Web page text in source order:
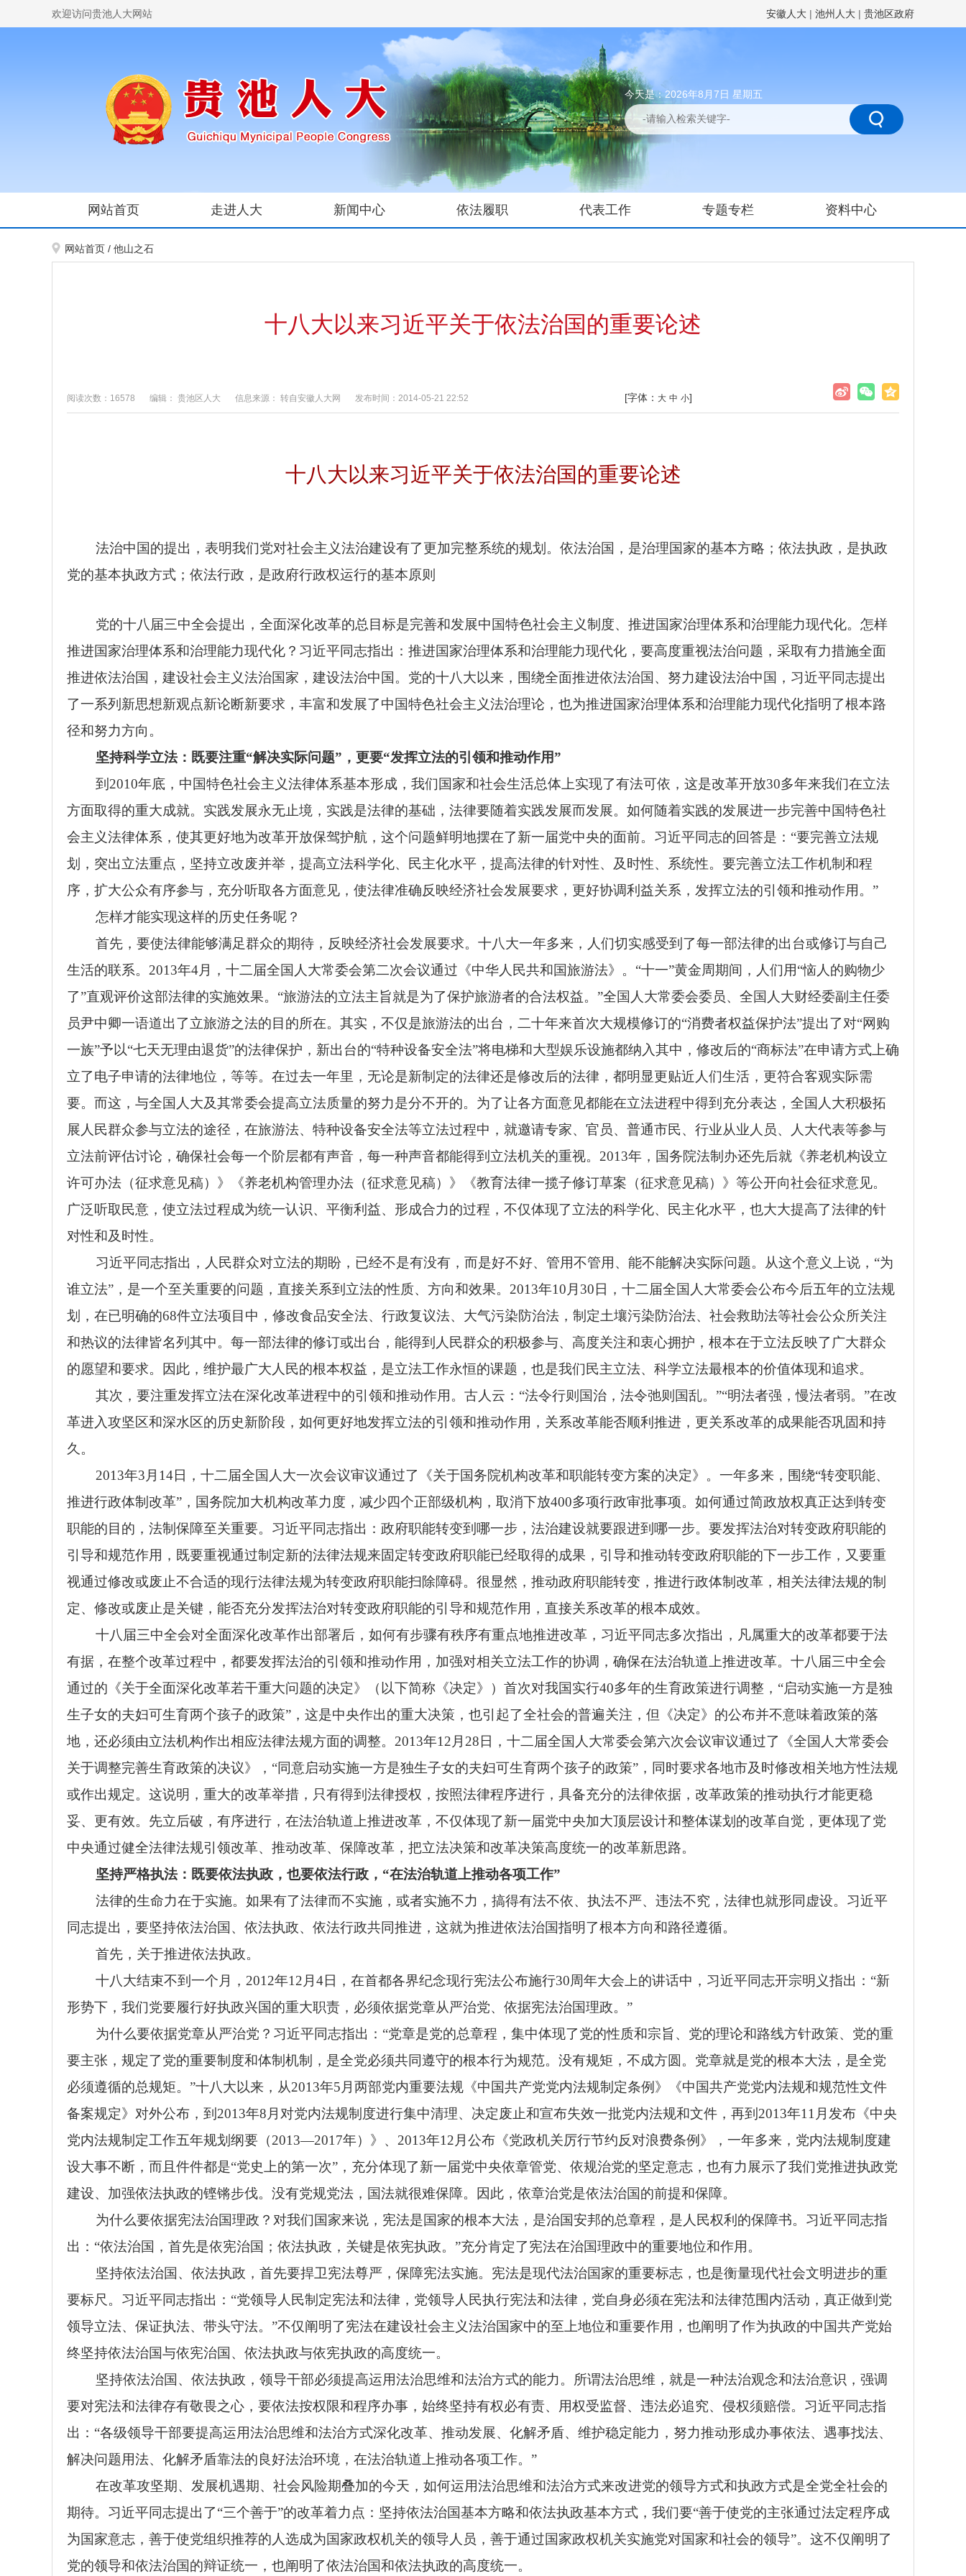
欢迎访问贵池人大网站 安徽人大 | 池州人大 | 贵池区政府
今天是：2026年8月7日 星期五
网站首页 走进人大 新闻中心 依法履职 代表工作 专题专栏 资料中心
网站首页 / 他山之石
十八大以来习近平关于依法治国的重要论述
阅读次数：16578 编辑： 贵池区人大 信息来源： 转自安徽人大网 发布时间：2014-05-21 22:52 [字体： 大 中 小]
十八大以来习近平关于依法治国的重要论述
法治中国的提出，表明我们党对社会主义法治建设有了更加完整系统的规划。依法治国，是治理国家的基本方略；依法执政，是执政
党的基本执政方式；依法行政，是政府行政权运行的基本原则
党的十八届三中全会提出，全面深化改革的总目标是完善和发展中国特色社会主义制度、推进国家治理体系和治理能力现代化。怎样
推进国家治理体系和治理能力现代化？习近平同志指出：推进国家治理体系和治理能力现代化，要高度重视法治问题，采取有力措施全面
推进依法治国，建设社会主义法治国家，建设法治中国。党的十八大以来，围绕全面推进依法治国、努力建设法治中国，习近平同志提出
了一系列新思想新观点新论断新要求，丰富和发展了中国特色社会主义法治理论，也为推进国家治理体系和治理能力现代化指明了根本路
径和努力方向。
坚持科学立法：既要注重“解决实际问题”，更要“发挥立法的引领和推动作用”
到2010年底，中国特色社会主义法律体系基本形成，我们国家和社会生活总体上实现了有法可依，这是改革开放30多年来我们在立法
方面取得的重大成就。实践发展永无止境，实践是法律的基础，法律要随着实践发展而发展。如何随着实践的发展进一步完善中国特色社
会主义法律体系，使其更好地为改革开放保驾护航，这个问题鲜明地摆在了新一届党中央的面前。习近平同志的回答是：“要完善立法规
划，突出立法重点，坚持立改废并举，提高立法科学化、民主化水平，提高法律的针对性、及时性、系统性。要完善立法工作机制和程
序，扩大公众有序参与，充分听取各方面意见，使法律准确反映经济社会发展要求，更好协调利益关系，发挥立法的引领和推动作用。”
怎样才能实现这样的历史任务呢？
首先，要使法律能够满足群众的期待，反映经济社会发展要求。十八大一年多来，人们切实感受到了每一部法律的出台或修订与自己
生活的联系。2013年4月，十二届全国人大常委会第二次会议通过《中华人民共和国旅游法》。“十一”黄金周期间，人们用“恼人的购物少
了”直观评价这部法律的实施效果。“旅游法的立法主旨就是为了保护旅游者的合法权益。”全国人大常委会委员、全国人大财经委副主任委
员尹中卿一语道出了立旅游之法的目的所在。其实，不仅是旅游法的出台，二十年来首次大规模修订的“消费者权益保护法”提出了对“网购
一族”予以“七天无理由退货”的法律保护，新出台的“特种设备安全法”将电梯和大型娱乐设施都纳入其中，修改后的“商标法”在申请方式上确
立了电子申请的法律地位，等等。在过去一年里，无论是新制定的法律还是修改后的法律，都明显更贴近人们生活，更符合客观实际需
要。而这，与全国人大及其常委会提高立法质量的努力是分不开的。为了让各方面意见都能在立法进程中得到充分表达，全国人大积极拓
展人民群众参与立法的途径，在旅游法、特种设备安全法等立法过程中，就邀请专家、官员、普通市民、行业从业人员、人大代表等参与
立法前评估讨论，确保社会每一个阶层都有声音，每一种声音都能得到立法机关的重视。2013年，国务院法制办还先后就《养老机构设立
许可办法（征求意见稿）》《养老机构管理办法（征求意见稿）》《教育法律一揽子修订草案（征求意见稿）》等公开向社会征求意见。
广泛听取民意，使立法过程成为统一认识、平衡利益、形成合力的过程，不仅体现了立法的科学化、民主化水平，也大大提高了法律的针
对性和及时性。
习近平同志指出，人民群众对立法的期盼，已经不是有没有，而是好不好、管用不管用、能不能解决实际问题。从这个意义上说，“为
谁立法”，是一个至关重要的问题，直接关系到立法的性质、方向和效果。2013年10月30日，十二届全国人大常委会公布今后五年的立法规
划，在已明确的68件立法项目中，修改食品安全法、行政复议法、大气污染防治法，制定土壤污染防治法、社会救助法等社会公众所关注
和热议的法律皆名列其中。每一部法律的修订或出台，能得到人民群众的积极参与、高度关注和衷心拥护，根本在于立法反映了广大群众
的愿望和要求。因此，维护最广大人民的根本权益，是立法工作永恒的课题，也是我们民主立法、科学立法最根本的价值体现和追求。
其次，要注重发挥立法在深化改革进程中的引领和推动作用。古人云：“法令行则国治，法令弛则国乱。”“明法者强，慢法者弱。”在改
革进入攻坚区和深水区的历史新阶段，如何更好地发挥立法的引领和推动作用，关系改革能否顺利推进，更关系改革的成果能否巩固和持
久。
2013年3月14日，十二届全国人大一次会议审议通过了《关于国务院机构改革和职能转变方案的决定》。一年多来，围绕“转变职能、
推进行政体制改革”，国务院加大机构改革力度，减少四个正部级机构，取消下放400多项行政审批事项。如何通过简政放权真正达到转变
职能的目的，法制保障至关重要。习近平同志指出：政府职能转变到哪一步，法治建设就要跟进到哪一步。要发挥法治对转变政府职能的
引导和规范作用，既要重视通过制定新的法律法规来固定转变政府职能已经取得的成果，引导和推动转变政府职能的下一步工作，又要重
视通过修改或废止不合适的现行法律法规为转变政府职能扫除障碍。很显然，推动政府职能转变，推进行政体制改革，相关法律法规的制
定、修改或废止是关键，能否充分发挥法治对转变政府职能的引导和规范作用，直接关系改革的根本成效。
十八届三中全会对全面深化改革作出部署后，如何有步骤有秩序有重点地推进改革，习近平同志多次指出，凡属重大的改革都要于法
有据，在整个改革过程中，都要发挥法治的引领和推动作用，加强对相关立法工作的协调，确保在法治轨道上推进改革。十八届三中全会
通过的《关于全面深化改革若干重大问题的决定》（以下简称《决定》）首次对我国实行40多年的生育政策进行调整，“启动实施一方是独
生子女的夫妇可生育两个孩子的政策”，这是中央作出的重大决策，也引起了全社会的普遍关注，但《决定》的公布并不意味着政策的落
地，还必须由立法机构作出相应法律法规方面的调整。2013年12月28日，十二届全国人大常委会第六次会议审议通过了《全国人大常委会
关于调整完善生育政策的决议》，“同意启动实施一方是独生子女的夫妇可生育两个孩子的政策”，同时要求各地市及时修改相关地方性法规
或作出规定。这说明，重大的改革举措，只有得到法律授权，按照法律程序进行，具备充分的法律依据，改革政策的推动执行才能更稳
妥、更有效。先立后破，有序进行，在法治轨道上推进改革，不仅体现了新一届党中央加大顶层设计和整体谋划的改革自觉，更体现了党
中央通过健全法律法规引领改革、推动改革、保障改革，把立法决策和改革决策高度统一的改革新思路。
坚持严格执法：既要依法执政，也要依法行政，“在法治轨道上推动各项工作”
法律的生命力在于实施。如果有了法律而不实施，或者实施不力，搞得有法不依、执法不严、违法不究，法律也就形同虚设。习近平
同志提出，要坚持依法治国、依法执政、依法行政共同推进，这就为推进依法治国指明了根本方向和路径遵循。
首先，关于推进依法执政。
十八大结束不到一个月，2012年12月4日，在首都各界纪念现行宪法公布施行30周年大会上的讲话中，习近平同志开宗明义指出：“新
形势下，我们党要履行好执政兴国的重大职责，必须依据党章从严治党、依据宪法治国理政。”
为什么要依据党章从严治党？习近平同志指出：“党章是党的总章程，集中体现了党的性质和宗旨、党的理论和路线方针政策、党的重
要主张，规定了党的重要制度和体制机制，是全党必须共同遵守的根本行为规范。没有规矩，不成方圆。党章就是党的根本大法，是全党
必须遵循的总规矩。”十八大以来，从2013年5月两部党内重要法规《中国共产党党内法规制定条例》《中国共产党党内法规和规范性文件
备案规定》对外公布，到2013年8月对党内法规制度进行集中清理、决定废止和宣布失效一批党内法规和文件，再到2013年11月发布《中央
党内法规制定工作五年规划纲要（2013—2017年）》、2013年12月公布《党政机关厉行节约反对浪费条例》，一年多来，党内法规制度建
设大事不断，而且件件都是“党史上的第一次”，充分体现了新一届党中央依章管党、依规治党的坚定意志，也有力展示了我们党推进执政党
建设、加强依法执政的铿锵步伐。没有党规党法，国法就很难保障。因此，依章治党是依法治国的前提和保障。
为什么要依据宪法治国理政？对我们国家来说，宪法是国家的根本大法，是治国安邦的总章程，是人民权利的保障书。习近平同志指
出：“依法治国，首先是依宪治国；依法执政，关键是依宪执政。”充分肯定了宪法在治国理政中的重要地位和作用。
坚持依法治国、依法执政，首先要捍卫宪法尊严，保障宪法实施。宪法是现代法治国家的重要标志，也是衡量现代社会文明进步的重
要标尺。习近平同志指出：“党领导人民制定宪法和法律，党领导人民执行宪法和法律，党自身必须在宪法和法律范围内活动，真正做到党
领导立法、保证执法、带头守法。”不仅阐明了宪法在建设社会主义法治国家中的至上地位和重要作用，也阐明了作为执政的中国共产党始
终坚持依法治国与依宪治国、依法执政与依宪执政的高度统一。
坚持依法治国、依法执政，领导干部必须提高运用法治思维和法治方式的能力。所谓法治思维，就是一种法治观念和法治意识，强调
要对宪法和法律存有敬畏之心，要依法按权限和程序办事，始终坚持有权必有责、用权受监督、违法必追究、侵权须赔偿。习近平同志指
出：“各级领导干部要提高运用法治思维和法治方式深化改革、推动发展、化解矛盾、维护稳定能力，努力推动形成办事依法、遇事找法、
解决问题用法、化解矛盾靠法的良好法治环境，在法治轨道上推动各项工作。”
在改革攻坚期、发展机遇期、社会风险期叠加的今天，如何运用法治思维和法治方式来改进党的领导方式和执政方式是全党全社会的
期待。习近平同志提出了“三个善于”的改革着力点：坚持依法治国基本方略和依法执政基本方式，我们要“善于使党的主张通过法定程序成
为国家意志，善于使党组织推荐的人选成为国家政权机关的领导人员，善于通过国家政权机关实施党对国家和社会的领导”。这不仅阐明了
党的领导和依法治国的辩证统一，也阐明了依法治国和依法执政的高度统一。